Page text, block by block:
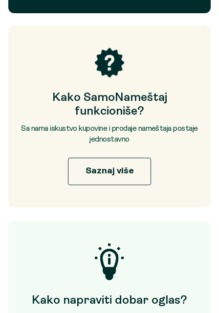
Kako SamoNameštaj
funkcioniše?
Sa nama iskustvo kupovine i prodaje nameštaja postaje
jednostavno
Saznaj više
Kako napraviti dobar oglas?